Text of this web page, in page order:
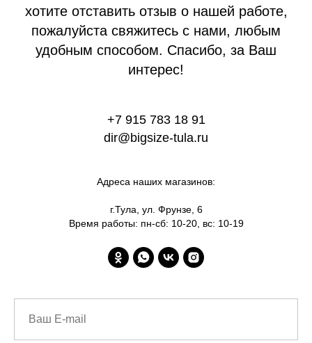
хотите отставить отзыв о нашей работе,
пожалуйста свяжитесь с нами, любым
удобным способом. Спасибо, за Ваш
интерес!
+7 915 783 18 91
dir@bigsize-tula.ru
Адреса наших магазинов:
г.Тула, ул. Фрунзе, 6
Время работы: пн-сб: 10-20, вс: 10-19